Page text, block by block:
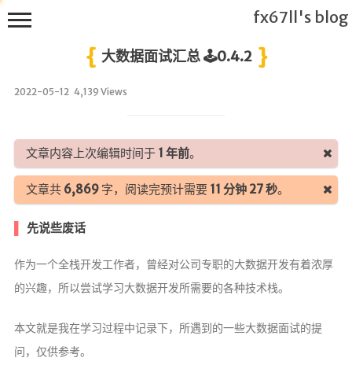
大数据面试汇总 🕹️0.4.2
2022-05-12 4,139 Views
文章内容上次编辑时间于 1 年前。
文章共 6,869字，阅读完预计需要 11 分钟 27 秒。
先说些废话
作为一个全栈开发工作者，曾经对公司专职的大数据开发有着浓厚
的兴趣，所以尝试学习大数据开发所需要的各种技术栈。
本文就是我在学习过程中记录下，所遇到的一些大数据面试的提
问，仅供参考。
fx67ll's blog
l's